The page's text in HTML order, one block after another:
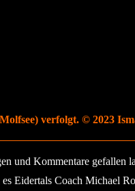
verfolgt. © 2023
und Kommentare
Coach Michael